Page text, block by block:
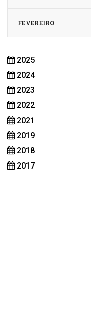
FEVEREIRO
2025
2024
2023
2022
2021
2019
2018
2017